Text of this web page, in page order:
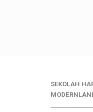
SEKOLAH